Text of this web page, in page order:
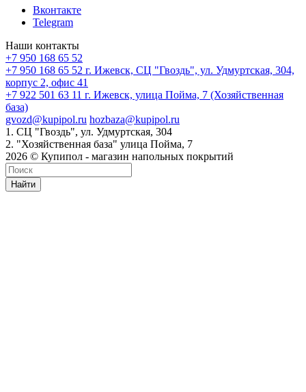
Вконтакте
Telegram
Наши контакты
+7 950 168 65 52
+7 950 168 65 52 г. Ижевск, СЦ "Гвоздь", ул. Удмуртская, 304,
корпус 2, офис 41
+7 922 501 63 11 г. Ижевск, улица Пойма, 7 (Хозяйственная
база)
gvozd@kupipol.ru hozbaza@kupipol.ru
1. СЦ "Гвоздь", ул. Удмуртская, 304
2. "Хозяйственная база" улица Пойма, 7
2026 © Купипол - магазин напольных покрытий
Найти